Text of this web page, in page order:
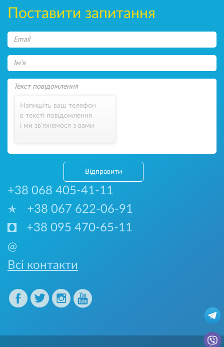
Поставити запитання
Напишіть ваш телефон
в тексті повідомлення
і ми зв’яжемося з вами
Відправити
+38 068 405-41-11
+38 067 622-06-91
+38 095 470-65-11
@
Всі контакти